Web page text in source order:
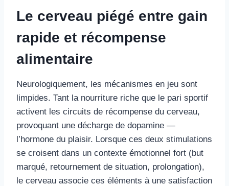
Le cerveau piégé entre gain
rapide et récompense
alimentaire
Neurologiquement, les mécanismes en jeu sont
limpides. Tant la nourriture riche que le pari sportif
activent les circuits de récompense du cerveau,
provoquant une décharge de dopamine —
l’hormone du plaisir. Lorsque ces deux stimulations
se croisent dans un contexte émotionnel fort (but
marqué, retournement de situation, prolongation),
le cerveau associe ces éléments à une satisfaction